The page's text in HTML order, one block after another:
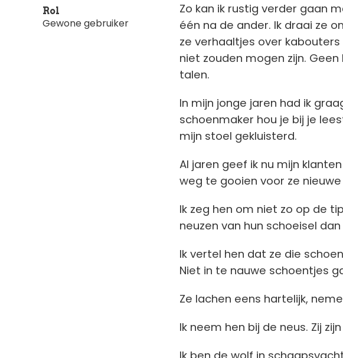
Rol
Gewone gebruiker
Zo kan ik rustig verder gaan
één na de ander. Ik draai ze
ze verhaaltjes over
niet zouden mogen zijn.
talen.
In mijn jonge jaren had ik
schoenmaker hou je bij je
mijn stoel gekluisterd.
Al jaren geef ik nu mijn
weg te gooien voor ze
Ik zeg hen om niet zo op de
neuzen van hun schoeisel
Ik vertel hen dat ze die
Niet in te nauwe schoentjes
Ze lachen eens hartelijk,
Ik neem hen bij de neus. Zij